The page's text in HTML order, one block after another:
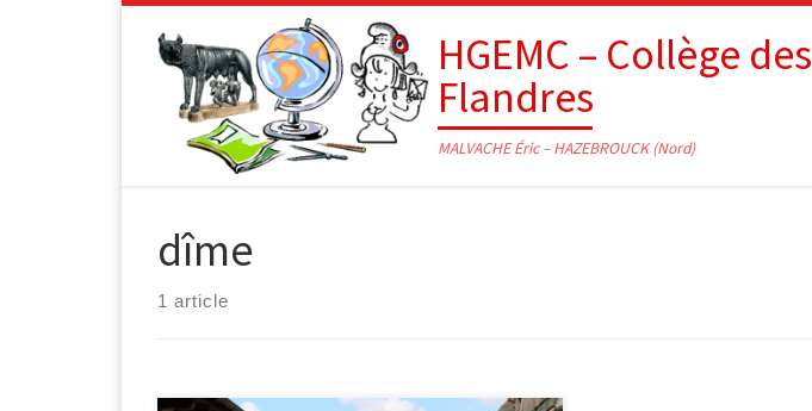
Passer au contenu
HGEMC – Collège des
Flandres
MALVACHE Éric – HAZEBROUCK (Nord)
dîme
1 article